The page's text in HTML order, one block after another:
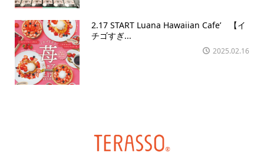
2.17 START Luana Hawaiian Cafe’ 【イ
チゴすぎ...
2025.02.16